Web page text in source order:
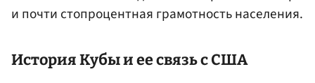
и почти стопроцентная грамотность населения.
История Кубы и ее связь с США